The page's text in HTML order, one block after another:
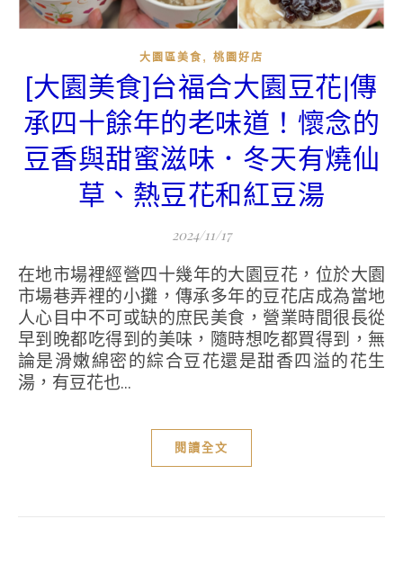
大園區美食 , 桃園好店
[大園美食]台福合大園豆花|傳
承四十餘年的老味道！懷念的
豆香與甜蜜滋味．冬天有燒仙
草、熱豆花和紅豆湯
2024/11/17
在地市場裡經營四十幾年的大園豆花，位於大園
市場巷弄裡的小攤，傳承多年的豆花店成為當地
人心目中不可或缺的庶民美食，營業時間很長從
早到晚都吃得到的美味，隨時想吃都買得到，無
論是滑嫩綿密的綜合豆花還是甜香四溢的花生
湯，有豆花也...
閱讀全文